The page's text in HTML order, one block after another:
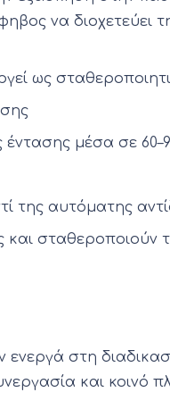
να διοχετεύει
ως
μέσα σε
της αυτόματης
σταθεροποιούν
στη
και κοινό